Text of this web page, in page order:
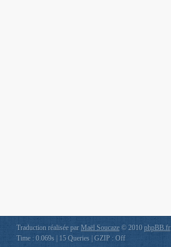
Traduction réalisée parMaël Soucaze© 2010 phpBB.fr
Time : 0.069s | 15 Queries | GZIP : Off